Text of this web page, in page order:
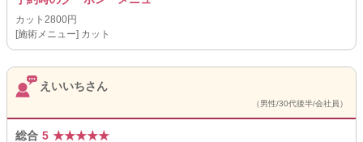
カット2800円
[施術メニュー] カット
えいいちさん
（男性/30代後半/会社員）
総合 5 ★★★★★